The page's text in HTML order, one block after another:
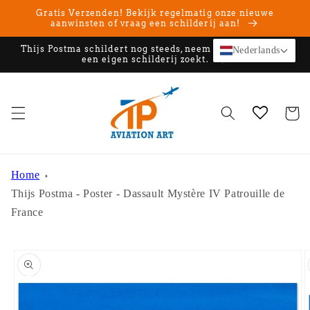
naar de
content
Gratis Verzenden! Bekijk regelmatig onze nieuwe
aanwinsten of vraag een schilderij aan!
Thijs Postma schildert nog steeds, neem contact op als u
een eigen schilderij zoekt.
Home
Thijs Postma - Poster - Dassault Mystère IV Patrouille de
France
direct naar
Nederlands